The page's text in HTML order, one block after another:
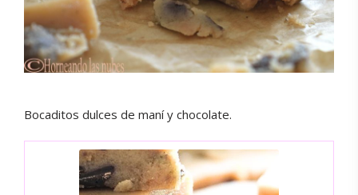
Bocaditos dulces de maní y chocolate.